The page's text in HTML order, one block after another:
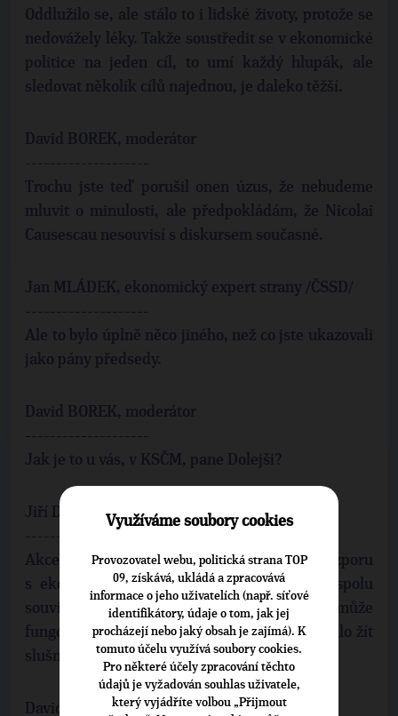
Oddlužilo se, ale stálo to i lidské životy, protože se
nedovážely léky. Takže soustředit se v ekonomické
politice na jeden cíl, to umí každý hlupák, ale
sledovat několik cílů najednou, je daleko těžší.
David BOREK, moderátor
--------------------
Trochu jste teď porušil onen úzus, že nebudeme
mluvit o minulosti, ale předpokládám, že Nicolai
Causescau nesouvisí s diskursem současné.
Jan MLÁDEK, ekonomický expert strany /ČSSD/
--------------------
Ale to bylo úplně něco jiného, než co jste ukazovali
jako pány předsedy.
David BOREK, moderátor
--------------------
Jak je to u vás, v KSČM, pane Dolejši?
Jiří DOLEJŠ, poslanec /KSČM/
--------------------
Akce na sociální cíle nesmí být v rozporu
s ekonomickou realitou. Takže pro nás to spolu
souvisí, a domníváme se, že ekonomika může
fungovat i pro člověka, aby se v něm lidem dalo žít
slušně.
David BOREK, moderátor
Využíváme soubory cookies
Provozovatel webu, politická strana TOP
09, získává, ukládá a zpracovává
informace o jeho uživatelích (např. síťové
identifikátory, údaje o tom, jak jej
procházejí nebo jaký obsah je zajímá). K
tomuto účelu využívá soubory cookies.
Pro některé účely zpracování těchto
údajů je vyžadován souhlas uživatele,
který vyjádříte volbou „Přijmout